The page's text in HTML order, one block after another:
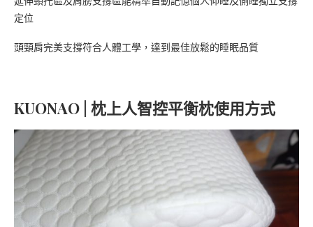
定位
頭頸肩完美支撐符合人體工學，達到最佳放鬆的睡眠品質
KUONAO | 枕上人智控平衡枕使用方式